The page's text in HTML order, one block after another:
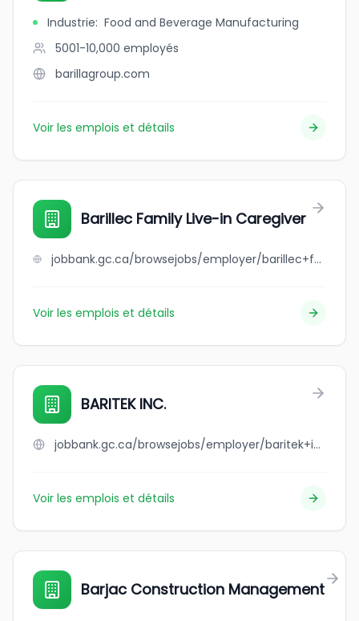
Industrie: Food and Beverage Manufacturing
5001-10,000 employés
barillagroup.com
Voir les emplois et détails
Barillec Family Live-in Caregiver
jobbank.gc.ca/browsejobs/employer/barillec+family+live-in+caregiver/ca
Voir les emplois et détails
BARITEK INC.
jobbank.gc.ca/browsejobs/employer/baritek+inc./ca
Voir les emplois et détails
Barjac Construction Management